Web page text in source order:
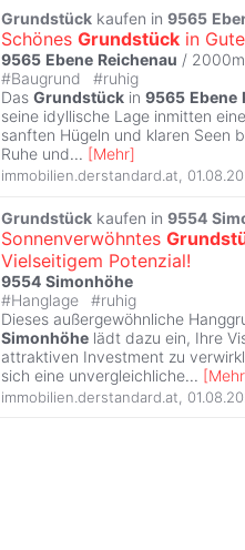
Grundstück kaufen in 9565
Schönes Grundstück in
9565 Ebene Reichenau /
#Baugrund #ruhig
Das Grundstück in 9565 Ebene
seine idyllische Lage inmitten
sanften Hügeln und klaren Seen
Ruhe und... [Mehr]
immobilien.derstandard.at
Grundstück kaufen in 9554
Sonnenverwöhntes
Vielseitigem Potenzial!
9554 Simonhöhe
#Hanglage #ruhig
Dieses außergewöhnliche
Simonhöhe lädt dazu ein, Ihre
attraktiven Investment zu
sich eine unvergleichliche... [Mehr
immobilien.derstandard.at